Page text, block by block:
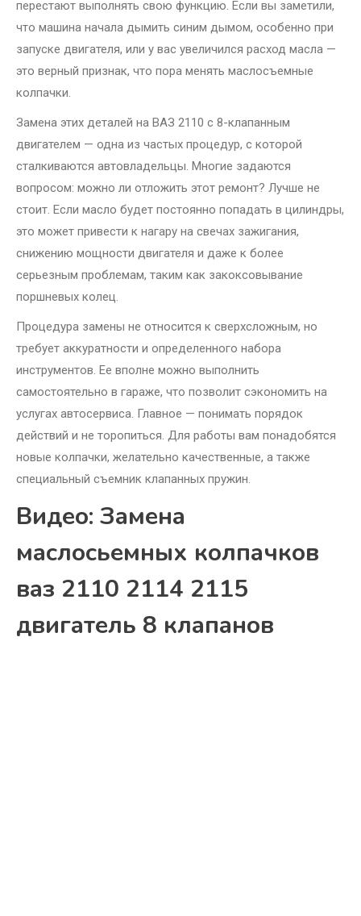
перестают выполнять свою функцию. Если вы заметили,
что машина начала дымить синим дымом, особенно при
запуске двигателя, или у вас увеличился расход масла —
это верный признак, что пора менять маслосъемные
колпачки.
Замена этих деталей на ВАЗ 2110 с 8-клапанным
двигателем — одна из частых процедур, с которой
сталкиваются автовладельцы. Многие задаются
вопросом: можно ли отложить этот ремонт? Лучше не
стоит. Если масло будет постоянно попадать в цилиндры,
это может привести к нагару на свечах зажигания,
снижению мощности двигателя и даже к более
серьезным проблемам, таким как закоксовывание
поршневых колец.
Процедура замены не относится к сверхсложным, но
требует аккуратности и определенного набора
инструментов. Ее вполне можно выполнить
самостоятельно в гараже, что позволит сэкономить на
услугах автосервиса. Главное — понимать порядок
действий и не торопиться. Для работы вам понадобятся
новые колпачки, желательно качественные, а также
специальный съемник клапанных пружин.
Видео: Замена
маслосьемных колпачков
ваз 2110 2114 2115
двигатель 8 клапанов